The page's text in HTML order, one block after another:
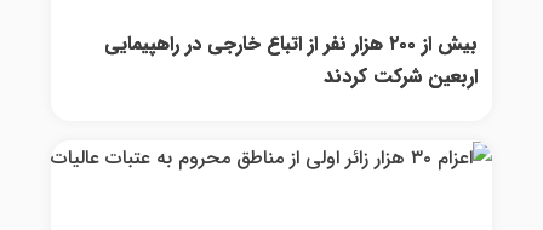
بیش از ۲۰۰ هزار نفر از اتباع خارجی در راهپیمایی
اربعین شرکت کردند